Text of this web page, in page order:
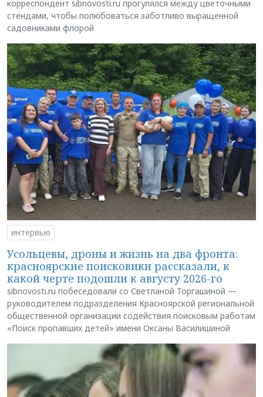
корреспондент sibnovosti.ru прогулялся между цветочными
стендами, чтобы полюбоваться заботливо выращенной
садовниками флорой
интервью
Усольцевы, дроны и жизнь на два фронта:
красноярские поисковики рассказали, к
какой черте подошли к августу 2026-го
sibnovosti.ru побеседовали со Светланой Торгашиной —
руководителем подразделения Красноярской региональной
общественной организации содействия поисковым работам
«Поиск пропавших детей» имени Оксаны Василишиной